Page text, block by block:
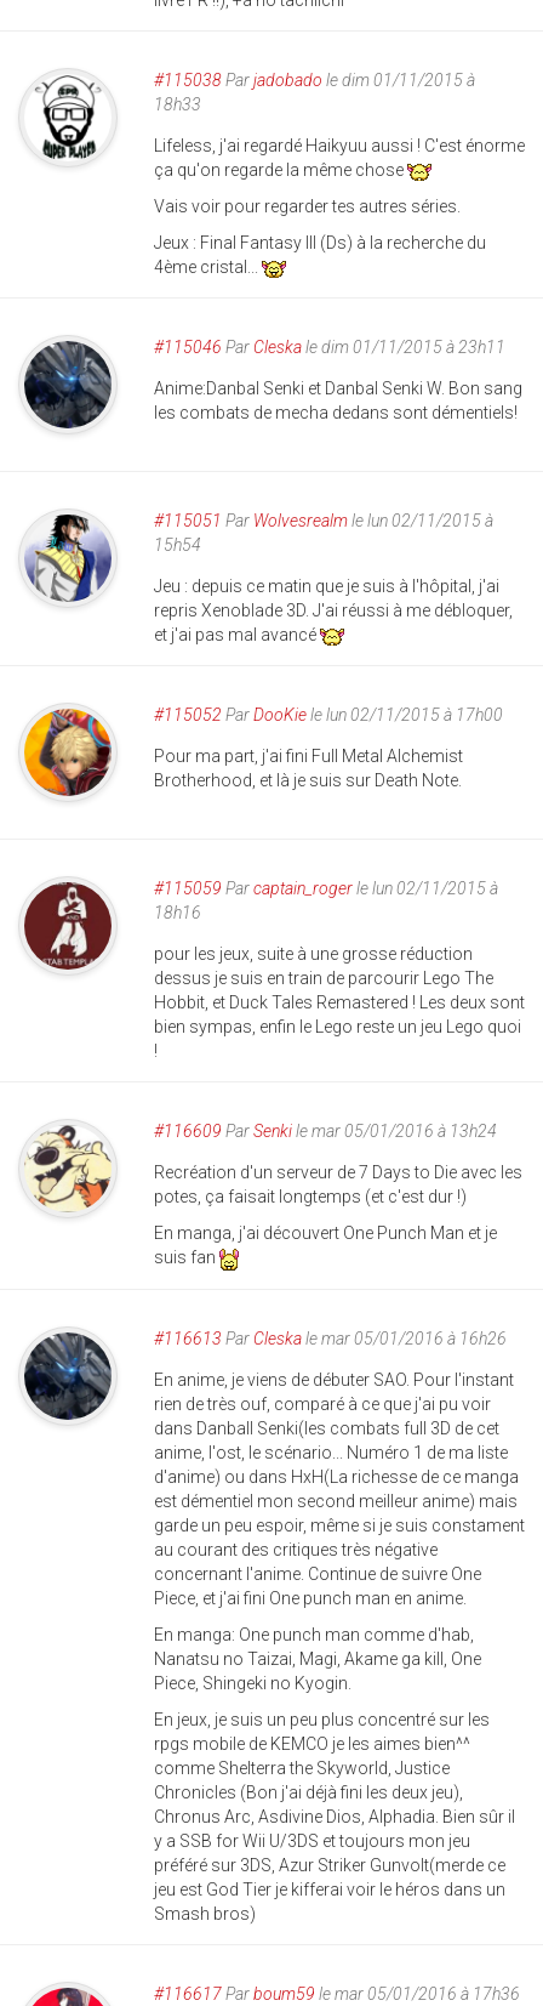
#115038Parjadobado le dim 01/11/2015 à
18h33
Lifeless, j'ai regardé Haikyuu aussi ! C'est énorme
ça qu'on regarde la même chose
Vais voir pour regarder tes autres séries.
Jeux : Final Fantasy III (Ds) à la recherche du
4ème cristal...
#115046 Par Cleskale dim 01/11/2015 à 23h11
Anime:Danbal Senki et Danbal Senki W. Bon sang
les combats de mecha dedans sont démentiels!
#115051 Par Wolvesrealmle lun 02/11/2015 à
15h54
Jeu : depuis ce matin que je suis à l'hôpital, j'ai
repris Xenoblade 3D. J'ai réussi à me débloquer,
et j'ai pas mal avancé
#115052 ParDooKiele lun 02/11/2015 à 17h00
Pour ma part, j'ai fini Full Metal Alchemist
Brotherhood, et là je suis sur Death Note.
#115059 Parcaptain_rogerle lun 02/11/2015 à
18h16
pour les jeux, suite à une grosse réduction
dessus je suis en train de parcourir Lego The
Hobbit, et Duck Tales Remastered ! Les deux sont
bien sympas, enfin le Lego reste un jeu Lego quoi
!
#116609 ParSenkile mar 05/01/2016 à 13h24
Recréation d'un serveur de 7 Days to Die avec les
potes, ça faisait longtemps (et c'est dur !)
En manga, j'ai découvert One Punch Man et je
suis fan
#116613 Par Cleskale mar 05/01/2016 à 16h26
En anime, je viens de débuter SAO. Pour l'instant
rien de très ouf, comparé à ce que j'ai pu voir
dans Danball Senki(les combats full 3D de cet
anime, l'ost, le scénario... Numéro 1 de ma liste
d'anime) ou dans HxH(La richesse de ce manga
est démentiel mon second meilleur anime) mais
garde un peu espoir, même si je suis constament
au courant des critiques très négative
concernant l'anime. Continue de suivre One
Piece, et j'ai fini One punch man en anime.
En manga: One punch man comme d'hab,
Nanatsu no Taizai, Magi, Akame ga kill, One
Piece, Shingeki no Kyogin.
En jeux, je suis un peu plus concentré sur les
rpgs mobile de KEMCO je les aimes bien^^
comme Shelterra the Skyworld, Justice
Chronicles (Bon j'ai déjà fini les deux jeu),
Chronus Arc, Asdivine Dios, Alphadia. Bien sûr il
y a SSB for Wii U/3DS et toujours mon jeu
préféré sur 3DS, Azur Striker Gunvolt(merde ce
jeu est God Tier je kifferai voir le héros dans un
Smash bros)
#116617Parboum59 le mar 05/01/2016 à 17h36